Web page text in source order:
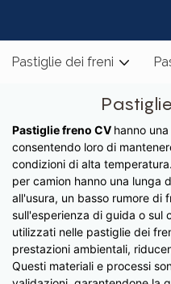
Pastiglie dei freni
Pastiglie freno CV hanno
consentendo loro di
condizioni di alta
per camion hanno una lunga
all'usura, un basso rumore di
sull'esperienza di guida o sul
utilizzati nelle pastiglie dei
prestazioni ambientali,
Questi materiali e processi